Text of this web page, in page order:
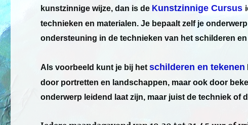
kunstzinnige wijze, dan is de Kunstzinnige Cursus
technieken en materialen. Je bepaalt zelf je
ondersteuning in de technieken van het schilderen
Als voorbeeld kunt je bij hetschilderen en tekenen
door portretten en landschappen, maar ook door
onderwerp leidend laat zijn, maar juist de techniek of